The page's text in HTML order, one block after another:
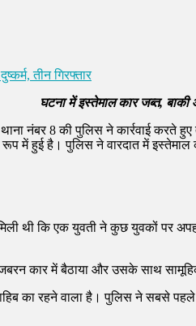
तीन गिरफ्तार
घटना में इस्तेमाल कार जब्त, बाकी
नंबर 8 की पुलिस ने कार्रवाई करते हुए
में हुई है। पुलिस ने वारदात में
थी कि एक युवती ने कुछ युवकों
कार में बैठाया और उसके साथ
का रहने वाला है। पुलिस ने सबसे